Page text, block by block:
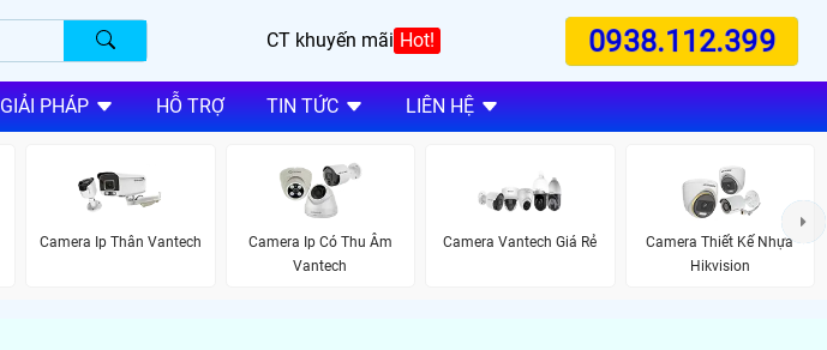
CT khuyến mãi Hot! 0938.112.399
GIẢI PHÁP HỖ TRỢ TIN TỨC LIÊN HỆ
Camera Ip Thân Vantech
Camera Ip Có Thu Âm
Vantech
Camera Vantech Giá Rẻ
Camera Thiết Kế Nhựa
Hikvision